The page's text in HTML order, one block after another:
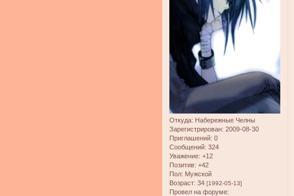
Откуда: Набережные Челны
Зарегистрирован: 2009-08-30
Приглашений: 0
Сообщений: 324
Уважение: +12
Позитив: +42
Пол: Мужской
Возраст: 34 [1992-05-13]
Провел на форуме: